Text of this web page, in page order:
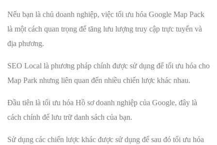
Nếu bạn là chủ doanh nghiệp, việc tối ưu hóa Google Map Pack
là một cách quan trọng để tăng lưu lượng truy cập trực tuyến và
địa phương.
SEO Local là phương pháp chính được sử dụng để tối ưu hóa cho
Map Park nhưng liên quan đến nhiều chiến lược khác nhau.
Đầu tiên là tối ưu hóa Hồ sơ doanh nghiệp của Google, đây là
cách chính để lưu trữ danh sách của bạn.
Sử dụng các chiến lược khác được sử dụng để sau đó tối ưu hóa